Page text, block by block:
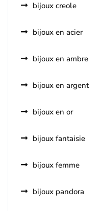
bijoux creole
bijoux en acier
bijoux en ambre
bijoux en argent
bijoux en or
bijoux fantaisie
bijoux femme
bijoux pandora